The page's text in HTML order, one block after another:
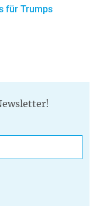
für Trumps